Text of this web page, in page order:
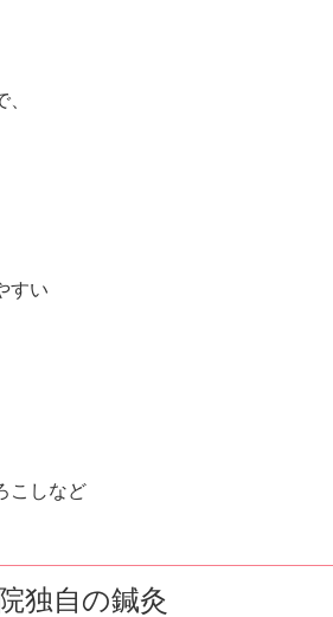
すい
こしなど
独自の鍼灸